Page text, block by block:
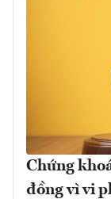
Chứng
đồng vì vi